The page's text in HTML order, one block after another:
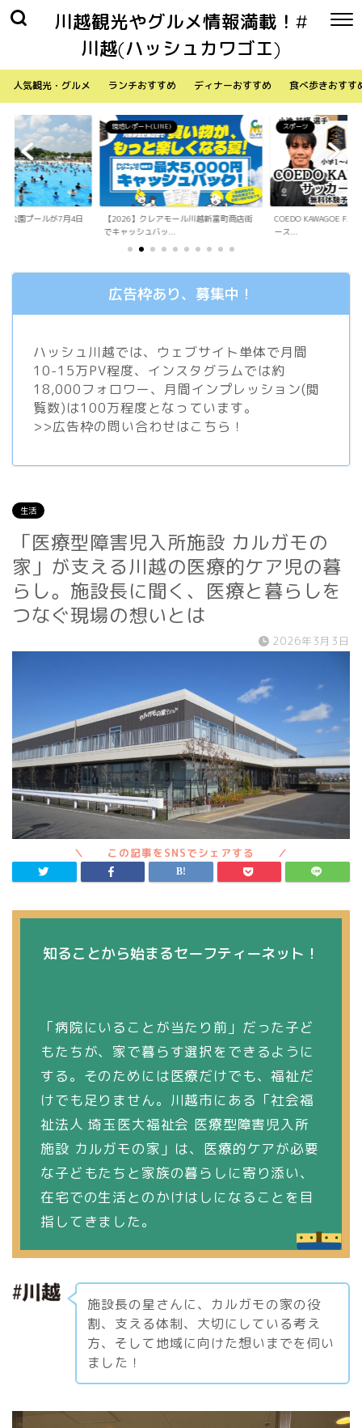
川越観光やグルメ情報満載！#
川越(ハッシュカワゴエ)
人気観光・グルメ ランチおすすめ ディナーおすすめ 食べ歩きおすす
ル川越新富町商店街
スポーツ
COEDO KAWAGOE F.Cが小学生向けサッカ
ース...
生活
「Sky Walker 7058」
内ア...
広告枠あり、募集中！
ハッシュ川越では、ウェブサイト単体で月間
10-15万PV程度、 インスタグラムでは約
18,000フォロワー、月間インプレッション(閲
覧数)は100万程度となっています。
>>広告枠の問い合わせはこちら！
生活
「医療型障害児入所施設 カルガモの
家」が支える川越の医療的ケア児の暮
らし。施設長に聞く、医療と暮らしを
つなぐ現場の想いとは
2026年3月3日
知ることから始まるセーフティーネット！
「病院にいることが当たり前」だった子ど
もたちが、家で暮らす選択をできるように
する。そのためには医療だけでも、福祉だ
けでも足りません。川越市にある「社会福
祉法人 埼玉医大福祉会 医療型障害児入所
施設 カルガモの家」は、医療的ケアが必要
な子どもたちと家族の暮らしに寄り添い、
在宅での生活とのかけはしになることを目
指してきました。
施設長の星さんに、カルガモの家の役
割、支える体制、大切にしている考え
方、そして地域に向けた想いまでを伺い
ました！